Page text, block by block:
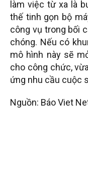
làm việc từ xa là
thế tinh gọn bộ
công vụ trong bối
chóng. Nếu có
mô hình này sẽ
cho công chức,
ứng nhu cầu cuộc
Nguồn: Báo Viet